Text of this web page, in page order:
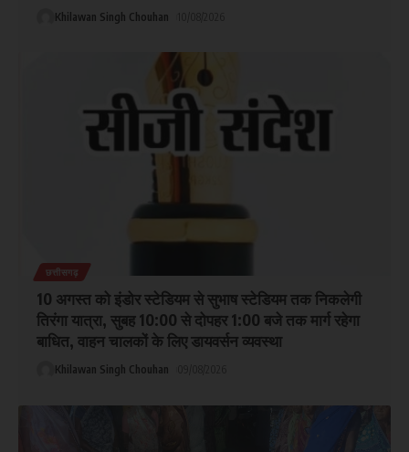
Khilawan Singh Chouhan
छत्तीसगढ़
10 अगस्त को इंडोर स्टेडियम से सुभाष स्टेडियम तक निकलेगी
तिरंगा यात्रा, सुबह 10:00 से दोपहर 1:00 बजे तक मार्ग रहेगा
बाधित, वाहन चालकों के लिए डायवर्सन व्यवस्था
Khilawan Singh Chouhan